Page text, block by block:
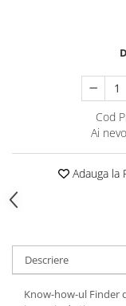
Cod
Ai
Adauga la
Descriere
Know-how-ul Finder